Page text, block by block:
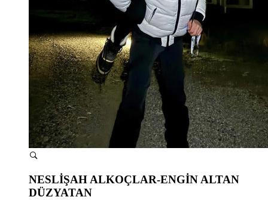
NESLİŞAH ALKOÇLAR-ENGİN ALTAN
DÜZYATAN